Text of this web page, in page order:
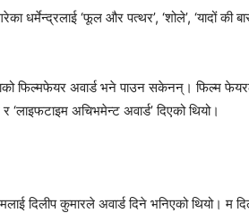
‘फूल और पत्थर’, ‘शोले’, ‘यादों की
फिल्मफेयर अवार्ड भने पाउन सकेनन्। फिल्म
‘लाइफटाइम अचिभमेन्ट अवार्ड’ दिएको थियो।
दिलीप कुमारले अवार्ड दिने भनिएको थियो। म